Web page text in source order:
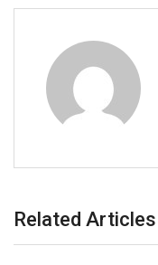
Related Articles